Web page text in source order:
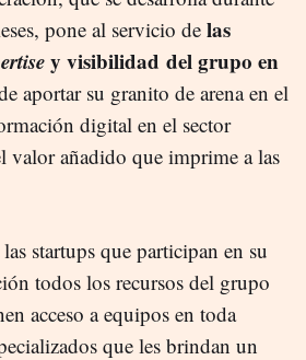
pone al servicio delas
y visibilidad del grupo en
aportar su granito de arena en el
digital en el sector
añadido que imprime a las
startups que participan en su
todos los recursos del grupo
acceso a equipos en toda
que les brindan un